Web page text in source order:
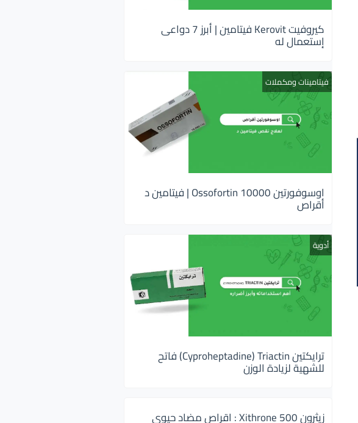
كيروفيت Kerovit فيتامين | أبرز 7 دواعى
إستعمال له
فيتامينات ومكملات
اوسوفورتين 10000 Ossofortin | فيتامين د
أقراص
أدوية
ترايكتين Cyproheptadine) Triactin) فاتح
للشهية لزيادة الوزن
زيثرون 500 Xithrone : اقراص مضاد حيوى